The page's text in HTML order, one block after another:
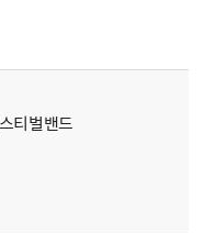
티벌밴드